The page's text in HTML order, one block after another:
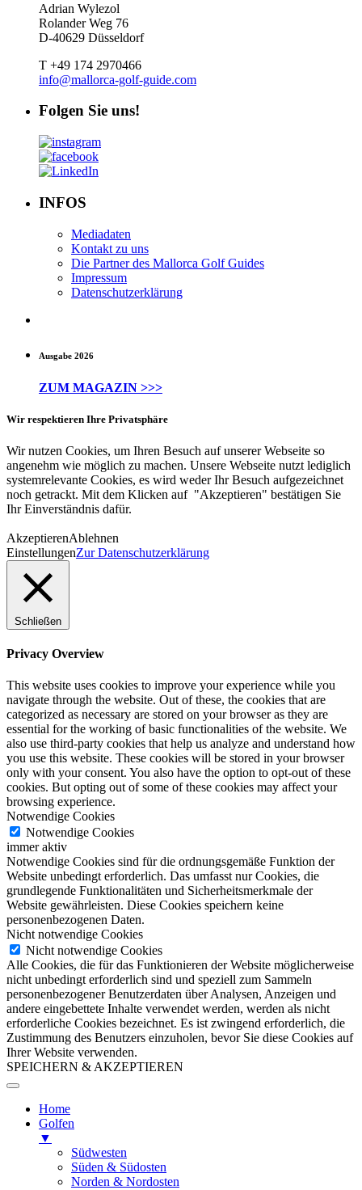
Adrian Wylezol
Rolander Weg 76
D-40629 Düsseldorf
T +49 174 2970466
info@mallorca-golf-guide.com
Folgen Sie uns!
INFOS
Mediadaten
Kontakt zu uns
Die Partner des Mallorca Golf Guides
Impressum
Datenschutzerklärung
Ausgabe 2026
ZUM MAGAZIN >>>
Wir respektieren Ihre Privatsphäre
Wir nutzen Cookies, um Ihren Besuch auf unserer Webseite so
angenehm wie möglich zu machen. Unsere Webseite nutzt lediglich
systemrelevante Cookies, es wird weder Ihr Besuch aufgezeichnet
noch getrackt. Mit dem Klicken auf "Akzeptieren" bestätigen Sie
Ihr Einverständnis dafür.
AkzeptierenAblehnen
EinstellungenZur Datenschutzerklärung
Schließen
Privacy Overview
This website uses cookies to improve your experience while you
navigate through the website. Out of these, the cookies that are
categorized as necessary are stored on your browser as they are
essential for the working of basic functionalities of the website. We
also use third-party cookies that help us analyze and understand how
you use this website. These cookies will be stored in your browser
only with your consent. You also have the option to opt-out of these
cookies. But opting out of some of these cookies may affect your
browsing experience.
Notwendige Cookies
Notwendige Cookies
immer aktiv
Notwendige Cookies sind für die ordnungsgemäße Funktion der
Website unbedingt erforderlich. Das umfasst nur Cookies, die
grundlegende Funktionalitäten und Sicherheitsmerkmale der
Website gewährleisten. Diese Cookies speichern keine
personenbezogenen Daten.
Nicht notwendige Cookies
Nicht notwendige Cookies
Alle Cookies, die für das Funktionieren der Website möglicherweise
nicht unbedingt erforderlich sind und speziell zum Sammeln
personenbezogener Benutzerdaten über Analysen, Anzeigen und
andere eingebettete Inhalte verwendet werden, werden als nicht
erforderliche Cookies bezeichnet. Es ist zwingend erforderlich, die
Zustimmung des Benutzers einzuholen, bevor Sie diese Cookies auf
Ihrer Website verwenden.
SPEICHERN & AKZEPTIEREN
Home
Golfen
▼
Südwesten
Süden & Südosten
Norden & Nordosten